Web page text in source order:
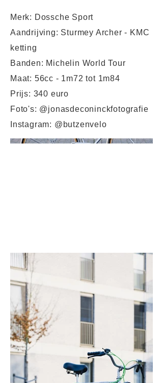
Merk: Dossche Sport
Aandrijving: Sturmey Archer - KMC
ketting
Banden: Michelin World Tour
Maat: 56cc - 1m72 tot 1m84
Prijs: 340 euro
Foto's: @jonasdeconinckfotografie
Instagram: @butzenvelo